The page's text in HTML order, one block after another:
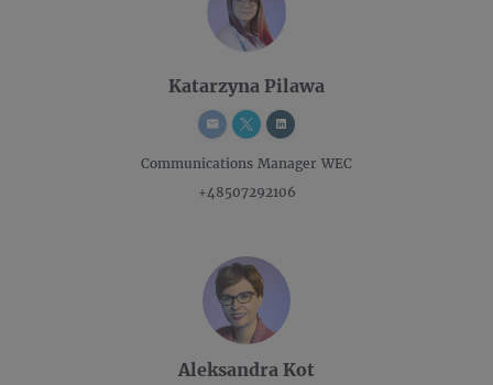
Katarzyna Pilawa
Communications Manager WEC
+48507292106
Aleksandra Kot